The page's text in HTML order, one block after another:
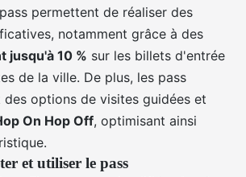
permettent de réaliser des
notamment grâce à des
jusqu'à 10 % sur les billets d'entrée
de la ville. De plus, les pass
des options de visites guidées et
On Hop Off, optimisant ainsi
et utiliser le pass